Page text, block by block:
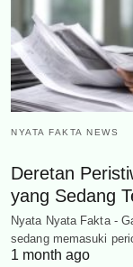
NYATA FAKTA NEWS
Deretan
yang Sedang
Nyata Nyata Fakta -
sedang memasuki
1 month ago